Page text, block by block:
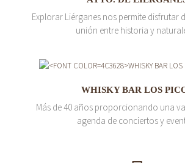
Explorar Liérganes nos permite disfrutar
unión entre historia y
WHISKY BAR LOS
Más de 40 años proporcionando una
agenda de conciertos y